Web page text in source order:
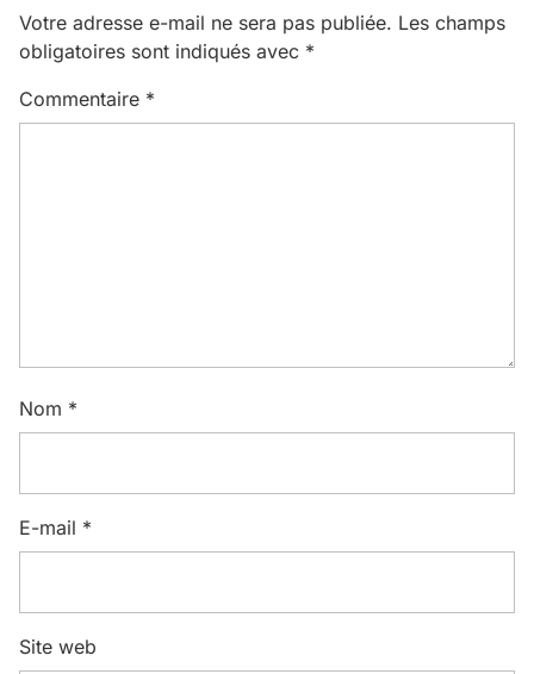
Votre adresse e-mail ne sera pas publiée. Les champs
obligatoires sont indiqués avec *
Commentaire *
Nom *
E-mail *
Site web